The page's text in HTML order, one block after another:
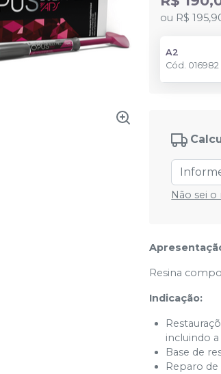
ou R$
A2
Cód. 016982
Não sei o
Resina
Indicação:
incluindo
Base de
Reparo